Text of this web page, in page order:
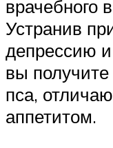
врачебного
Устранив
депрессию
вы получите
пса,
аппетитом.